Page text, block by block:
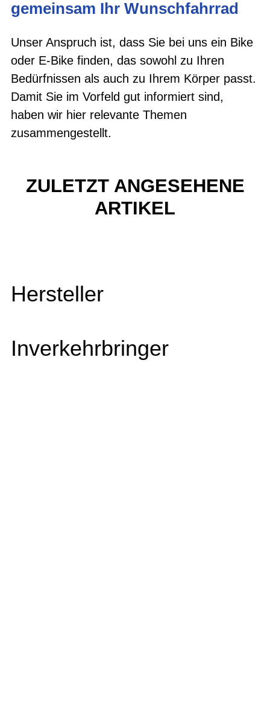
gemeinsam Ihr Wunschfahrrad
Unser Anspruch ist, dass Sie bei uns ein Bike
oder E-Bike finden, das sowohl zu Ihren
Bedürfnissen als auch zu Ihrem Körper passt.
Damit Sie im Vorfeld gut informiert sind,
haben wir hier relevante Themen
zusammengestellt.
ZULETZT ANGESEHENE
ARTIKEL
Hersteller
Inverkehrbringer